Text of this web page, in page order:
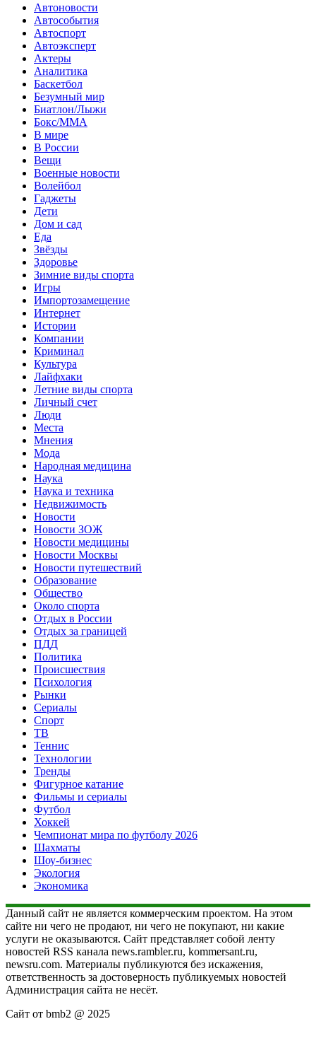
Автоновости
Автособытия
Автоспорт
Автоэксперт
Актеры
Аналитика
Баскетбол
Безумный мир
Биатлон/Лыжи
Бокс/MMA
В мире
В России
Вещи
Военные новости
Волейбол
Гаджеты
Дети
Дом и сад
Еда
Звёзды
Здоровье
Зимние виды спорта
Игры
Импортозамещение
Интернет
Истории
Компании
Криминал
Культура
Лайфхаки
Летние виды спорта
Личный счет
Люди
Места
Мнения
Мода
Народная медицина
Наука
Наука и техника
Недвижимость
Новости
Новости ЗОЖ
Новости медицины
Новости Москвы
Новости путешествий
Образование
Общество
Около спорта
Отдых в России
Отдых за границей
ПДД
Политика
Происшествия
Психология
Рынки
Сериалы
Спорт
ТВ
Теннис
Технологии
Тренды
Фигурное катание
Фильмы и сериалы
Футбол
Хоккей
Чемпионат мира по футболу 2026
Шахматы
Шоу-бизнес
Экология
Экономика
Данный сайт не является коммерческим проектом. На этом
сайте ни чего не продают, ни чего не покупают, ни какие
услуги не оказываются. Сайт представляет собой ленту
новостей RSS канала news.rambler.ru, kommersant.ru,
newsru.com. Материалы публикуются без искажения,
ответственность за достоверность публикуемых новостей
Администрация сайта не несёт.
Сайт от bmb2 @ 2025